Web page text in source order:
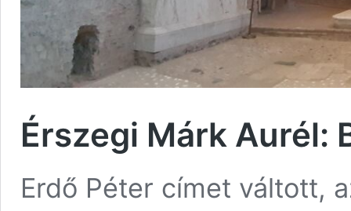
Érszegi Márk Aurél:
Erdő Péter címet váltott,